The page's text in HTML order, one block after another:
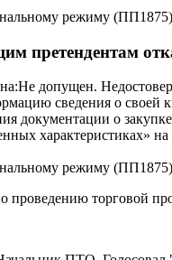
режиму
претендентам
допущен.
сведения о своей
документации о
характеристиках»
режиму
проведению торговой